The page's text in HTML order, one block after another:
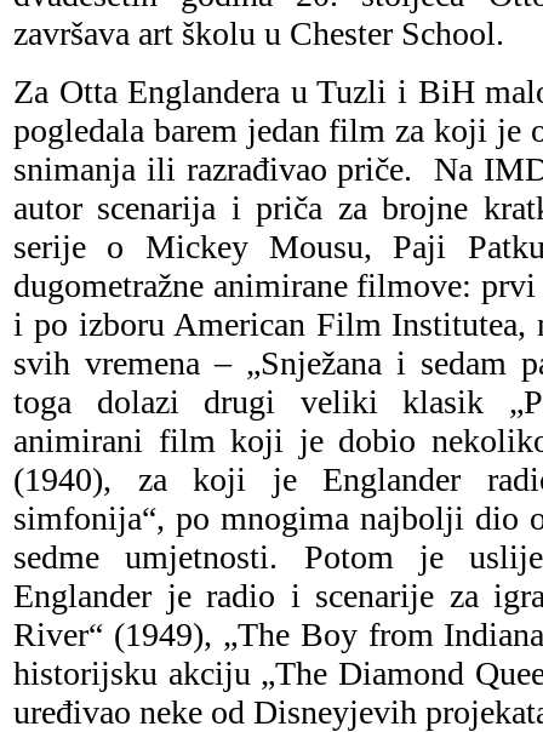
završava art školu u Chester School.
Za Otta Englandera u Tuzli i BiH
pogledala barem jedan film za koji je
snimanja ili razrađivao priče.
Na
autor scenarija i priča za brojne
serije o Mickey Mousu, Paji
dugometražne animirane filmove:
i po izboru American Film
svih vremena – „Snježana i sedam
toga dolazi drugi veliki klasik
animirani film koji je dobio nekoliko
(1940), za koji je Englander
simfonija“, po mnogima najbolji dio
sedme umjetnosti. Potom je
Englander je radio i scenarije za
River“ (1949), „The Boy from
historijsku akciju „The Diamond
uređivao neke od Disneyjevih